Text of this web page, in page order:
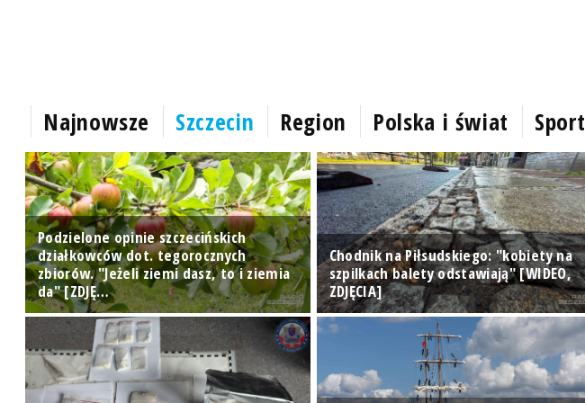
Najnowsze Szczecin Region Polska i świat Sport
Podzielone opinie szczecińskich
działkowców dot. tegorocznych
zbiorów. "Jeżeli ziemi dasz, to i ziemia
da" [ZDJĘ…
Chodnik na Piłsudskiego: "kobiety na
szpilkach balety odstawiają" [WIDEO,
ZDJĘCIA]